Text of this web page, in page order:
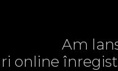
Am
online